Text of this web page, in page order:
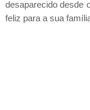
desaparecido desde
feliz para a sua